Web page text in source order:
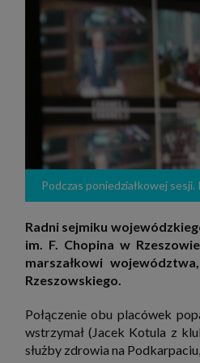
Podczas poniedziałkowej
Radni sejmiku
im. F. Chopina w
marszałkowi
Rzeszowskiego.
Połączenie obu placówek
wstrzymał (Jacek Kotula z
służby zdrowia na